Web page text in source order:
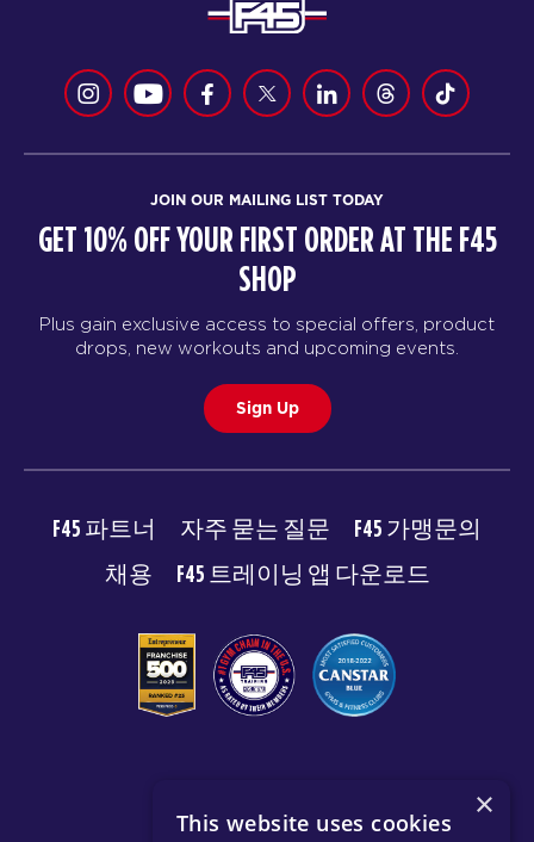
JOIN OUR MAILING LIST TODAY
GET 10% OFF YOUR FIRST ORDER AT THE F45
SHOP
Plus gain exclusive access to special offers, product
drops, new workouts and upcoming events.
Sign Up
F45 파트너 자주 묻는 질문
F45 가맹문의
채용
F45 트레이닝 앱 다운로드
이용약관 개인 정보 보호 정책
×
This website uses cookies